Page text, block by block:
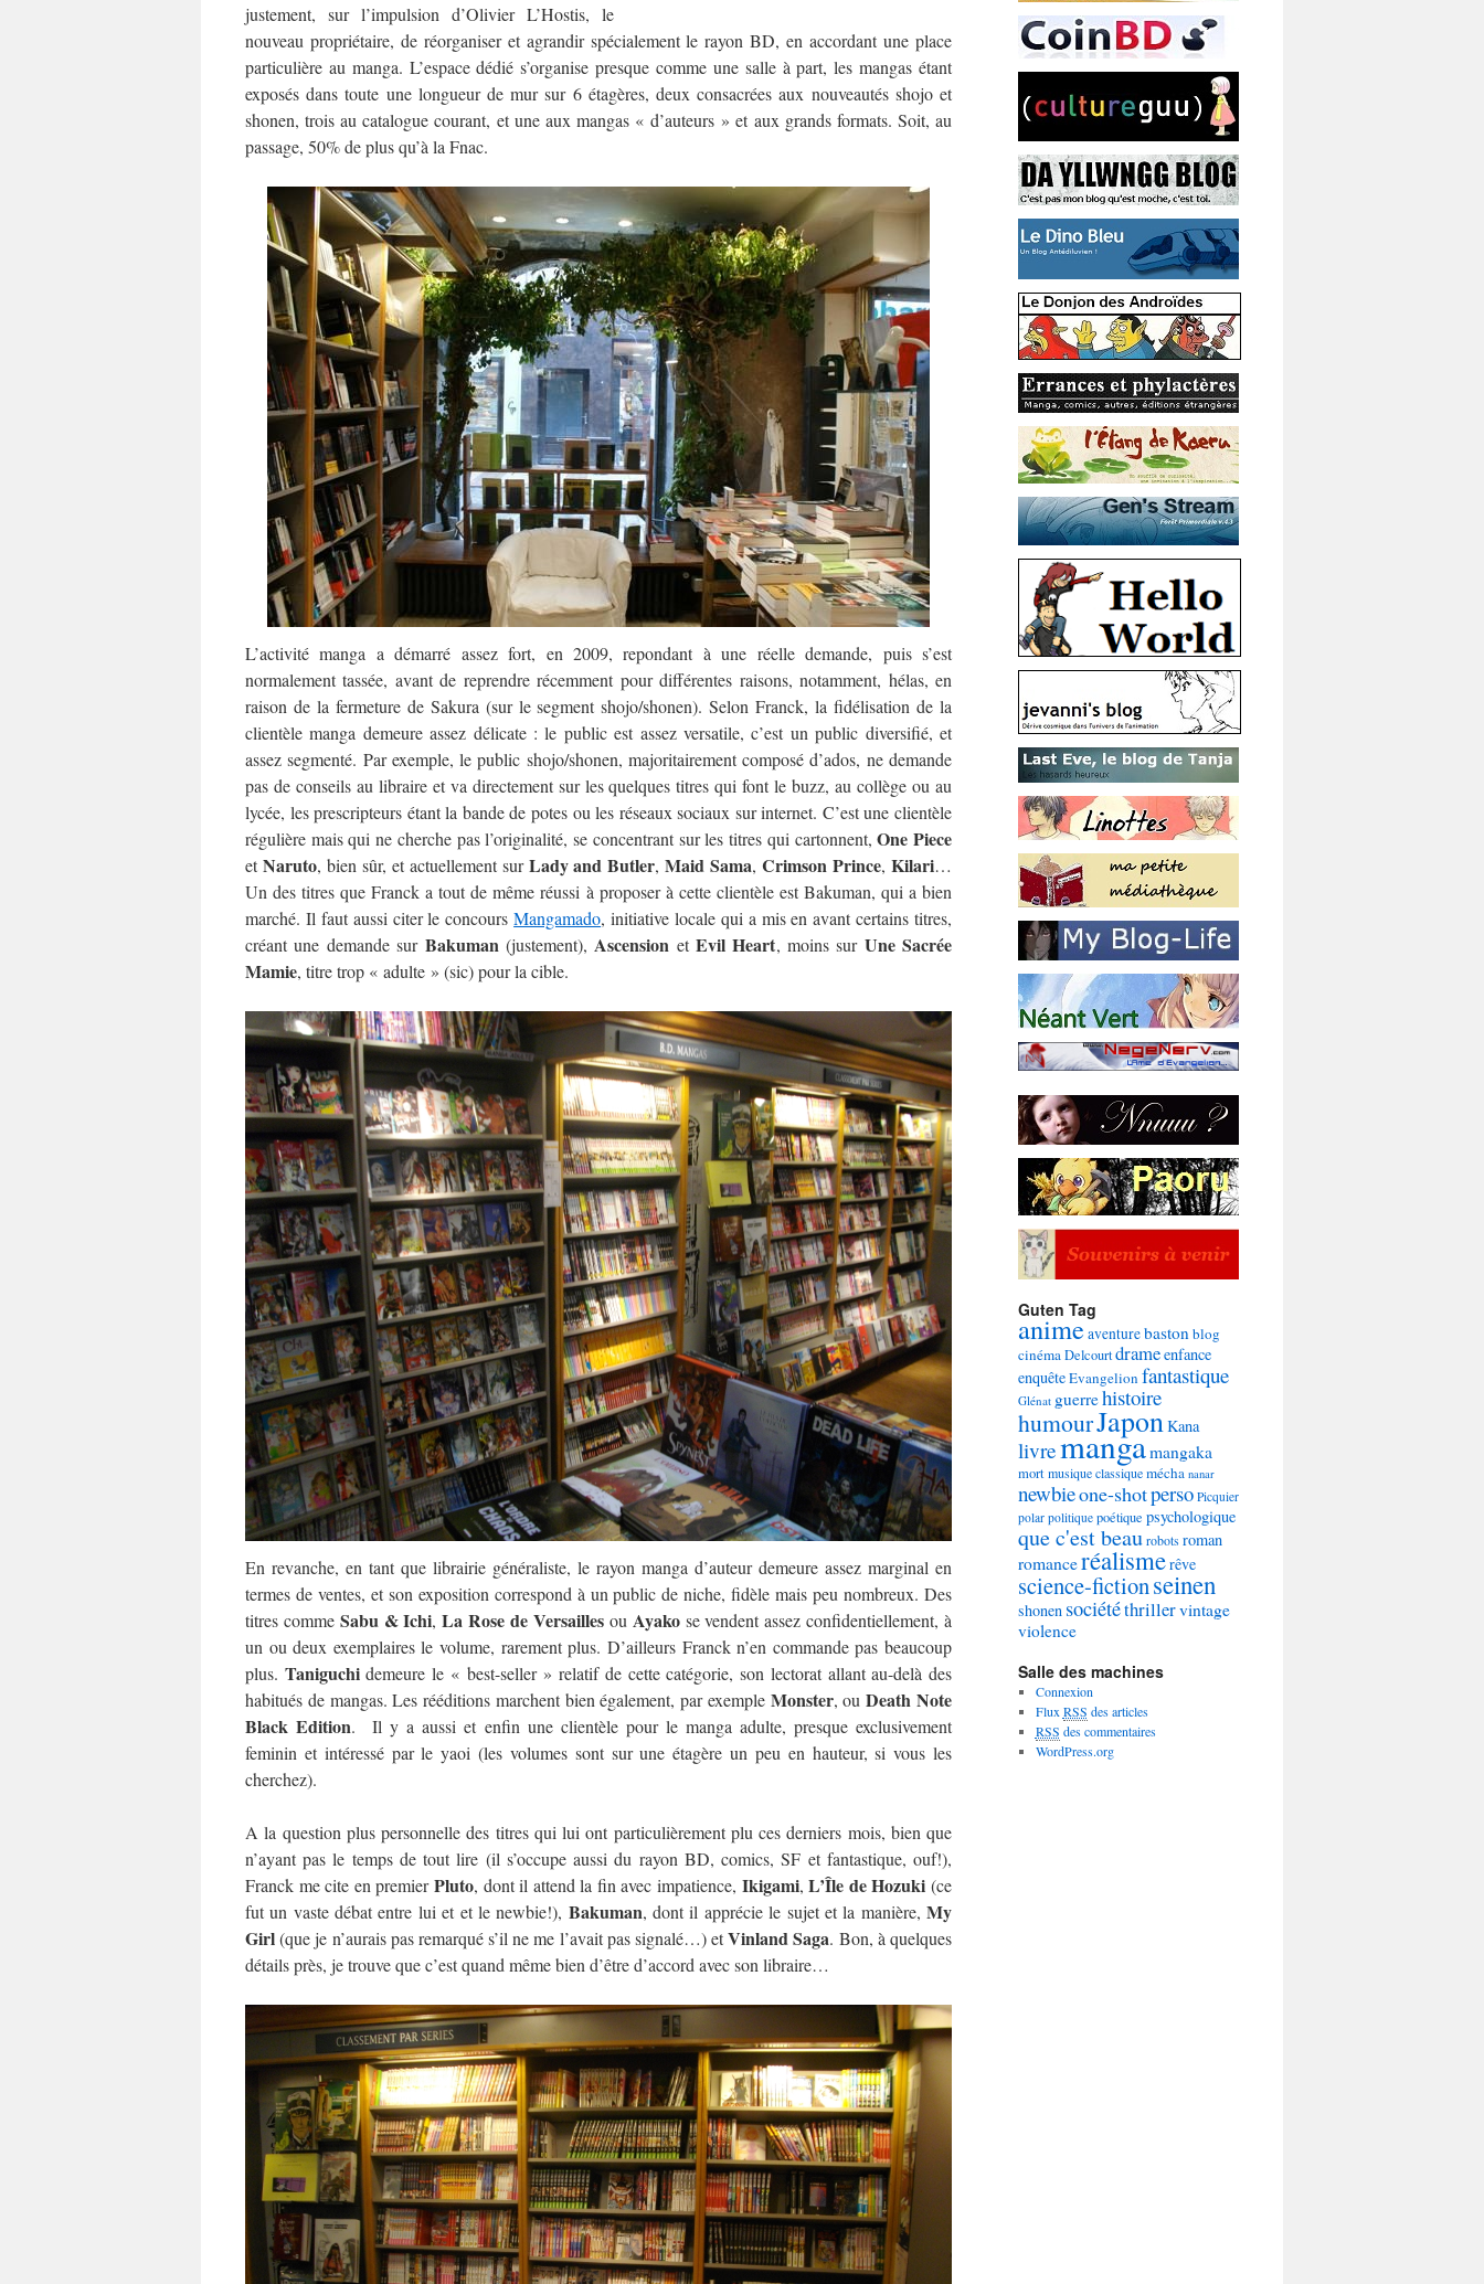
justement, sur l’impulsion d’Olivier L’Hostis, le
nouveau propriétaire, de réorganiser et agrandir spécialement le rayon BD, en accordant une place
particulière au manga. L’espace dédié s’organise presque comme une salle à part, les mangas étant
exposés dans toute une longueur de mur sur 6 étagères, deux consacrées aux nouveautés shojo et
shonen, trois au catalogue courant, et une aux mangas « d’auteurs » et aux grands formats. Soit, au
passage, 50% de plus qu’à la Fnac.
L’activité manga a démarré assez fort, en 2009, repondant à une réelle demande, puis s’est
normalement tassée, avant de reprendre récemment pour différentes raisons, notamment, hélas, en
raison de la fermeture de Sakura (sur le segment shojo/shonen). Selon Franck, la fidélisation de la
clientèle manga demeure assez délicate : le public est assez versatile, c’est un public diversifié, et
assez segmenté. Par exemple, le public shojo/shonen, majoritairement composé d’ados, ne demande
pas de conseils au libraire et va directement sur les quelques titres qui font le buzz, au collège ou au
lycée, les prescripteurs étant la bande de potes ou les réseaux sociaux sur internet. C’est une clientèle
régulière mais qui ne cherche pas l’originalité, se concentrant sur les titres qui cartonnent,One Piece
etNaruto, bien sûr, et actuellement surLady and Butler,Maid Sama,Crimson Prince,Kilari…
Un des titres que Franck a tout de même réussi à proposer à cette clientèle est Bakuman, qui a bien
marché. Il faut aussi citer le concoursMangamado, initiative locale qui a mis en avant certains titres,
créant une demande sur Bakuman (justement), Ascension etEvil Heart, moins sur Une Sacrée
Mamie, titre trop « adulte » (sic) pour la cible.
En revanche, en tant que librairie généraliste, le rayon manga d’auteur demeure assez marginal en
termes de ventes, et son exposition correspond à un public de niche, fidèle mais peu nombreux. Des
titres comme Sabu & Ichi,La Rose de Versaillesou Ayakose vendent assez confidentiellement, à
un ou deux exemplaires le volume, rarement plus. D’ailleurs Franck n’en commande pas beaucoup
plus. Taniguchidemeure le « best-seller » relatif de cette catégorie, son lectorat allant au-delà des
habitués de mangas. Les rééditions marchent bien également, par exemple Monster, ouDeath Note
Black Edition. Il y a aussi et enfin une clientèle pour le manga adulte, presque exclusivement
feminin et intéressé par le yaoi (les volumes sont sur une étagère un peu en hauteur, si vous les
cherchez).
A la question plus personnelle des titres qui lui ont particulièrement plu ces derniers mois, bien que
n’ayant pas le temps de tout lire (il s’occupe aussi du rayon BD, comics, SF et fantastique, ouf!),
Franck me cite en premierPluto, dont il attend la fin avec impatience, Ikigami,L’Île de Hozuki (ce
fut un vaste débat entre lui et et le newbie!), Bakuman, dont il apprécie le sujet et la manière,My
Girl(que je n’aurais pas remarqué s’il ne me l’avait pas signalé…) etVinland Saga. Bon, à quelques
détails près, je trouve que c’est quand même bien d’être d’accord avec son libraire…
Guten Tag
animeaventurebaston blog
cinémaDelcourtdrameenfance
enquêteEvangelion fantastique
Glénat guerrehistoire
humourJapon Kana
livremangamangaka
mortmusique classiquemécha nanar
newbieone-shotperso Picquier
polar politique poétique psychologique
que c'est beaurobotsroman
romanceréalismerêve
science-fictionseinen
shonen sociététhrillervintage
violence
Salle des machines
Connexion
Flux RSS des articles
RSS des commentaires
WordPress.org